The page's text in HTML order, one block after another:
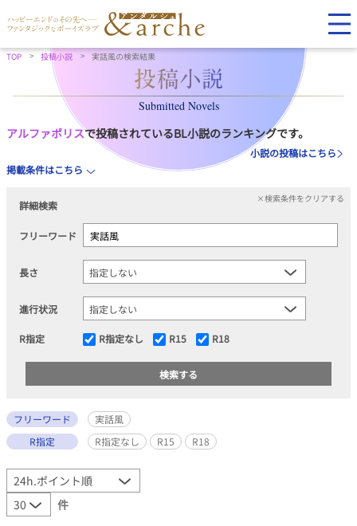
TOP 投稿小説 実話風の検索結果
Submitted Novels
アルファポリスで投稿されているBL小説のランキングです。
小説の投稿はこちら
掲載条件はこちら
詳細検索
×検索条件をクリアする
フリーワード
長さ
進行状況
R指定 R指定なし R15 R18
フリーワード
実話風
R指定
R指定なし R15 R18
件